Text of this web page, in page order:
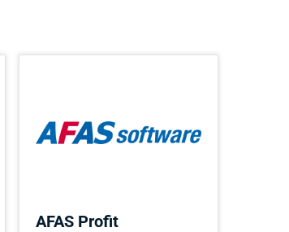
AFAS Profit